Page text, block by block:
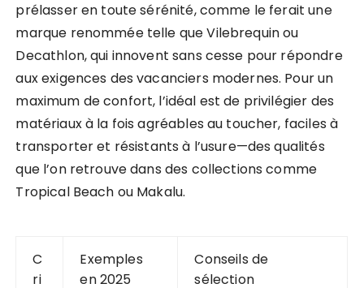
prélasser en toute sérénité, comme le ferait une
marque renommée telle que Vilebrequin ou
Decathlon, qui innovent sans cesse pour répondre
aux exigences des vacanciers modernes. Pour un
maximum de confort, l’idéal est de privilégier des
matériaux à la fois agréables au toucher, faciles à
transporter et résistants à l’usure—des qualités
que l’on retrouve dans des collections comme
Tropical Beach ou Makalu.
C
ri
Exemples
en 2025
Conseils de
sélection